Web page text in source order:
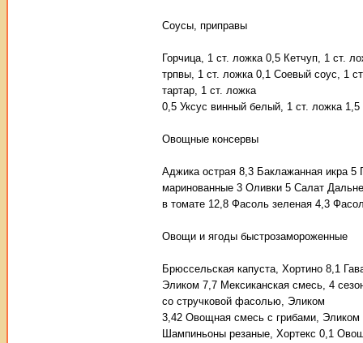
Соусы, приправы
Горчица, 1 ст. ложка 0,5 Кетчуп, 1 ст.
трпвы, 1 ст. ложка 0,1 Соевый соус, 1
тартар, 1 ст. ложка
0,5 Уксус винный белый, 1 ст. ложка
Овощные консервы
Аджика острая 8,3 Баклажанная икра
маринованные 3 Оливки 5 Салат
в томате 12,8 Фасоль зеленая 4,3
Овощи и ягоды быстрозамороженные
Брюссельская капуста, Хортино 8,1
Эликом 7,7 Мексиканская смесь, 4
со стручковой фасолью, Эликом
3,42 Овощная смесь с грибами, Эликом
Шампиньоны резаные, Хортекс 0,1